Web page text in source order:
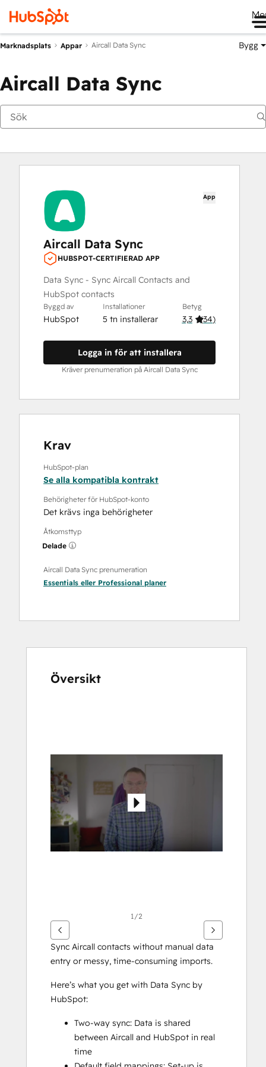
Marknadsplats Appar Aircall Data Sync Bygg
Aircall Data Sync
App
Aircall Data Sync
HUBSPOT-CERTIFIERAD APP
Data Sync - Sync Aircall Contacts and
HubSpot contacts
Byggd av
HubSpot
Installationer
5 tn installerar
Betyg
3,3 (34)
Logga in för att installera
Kräver prenumeration på Aircall Data Sync
Krav
HubSpot-plan
Se alla kompatibla kontrakt
Behörigheter för HubSpot-konto
Det krävs inga behörigheter
Åtkomsttyp
Delade
Aircall Data Sync prenumeration
Essentials eller Professional planer
Översikt
andra
alternativ
1/2
Sync Aircall contacts without manual data
entry or messy, time-consuming imports.
Here’s what you get with Data Sync by
HubSpot:
Two-way sync: Data is shared
between Aircall and HubSpot in real
time